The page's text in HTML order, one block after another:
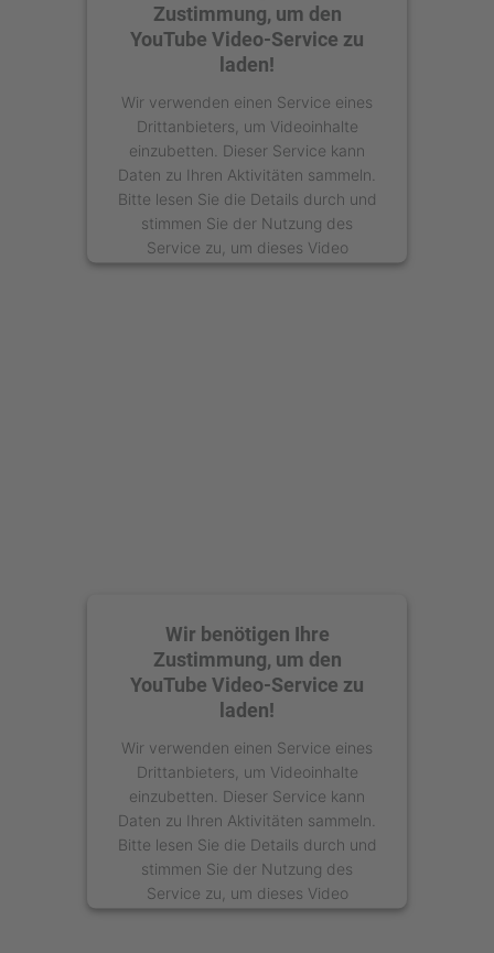
Zustimmung, um den
YouTube Video-Service zu
laden!
Wir verwenden einen Service eines
Drittanbieters, um Videoinhalte
einzubetten. Dieser Service kann
Daten zu Ihren Aktivitäten sammeln.
Bitte lesen Sie die Details durch und
stimmen Sie der Nutzung des
Service zu, um dieses Video
anzusehen.
Wir benötigen Ihre
Zustimmung, um den
YouTube Video-Service zu
laden!
Wir verwenden einen Service eines
Drittanbieters, um Videoinhalte
einzubetten. Dieser Service kann
Daten zu Ihren Aktivitäten sammeln.
Bitte lesen Sie die Details durch und
stimmen Sie der Nutzung des
Service zu, um dieses Video
anzusehen.